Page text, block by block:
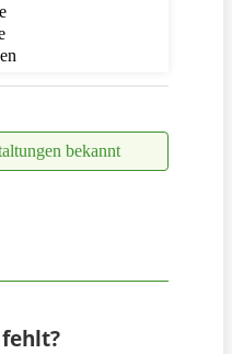
bekannt